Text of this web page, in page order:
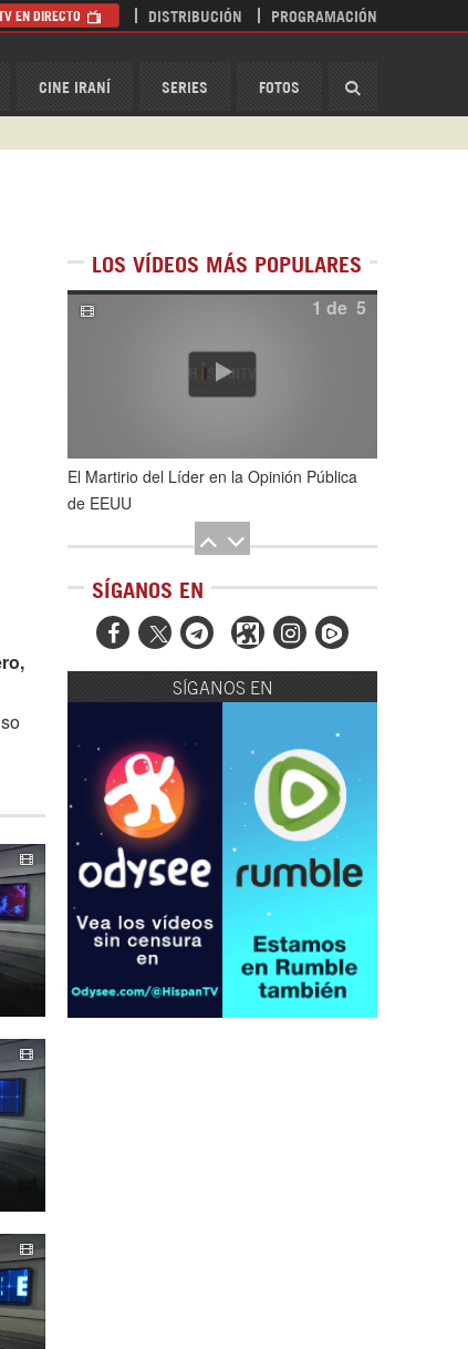
CINE IRANÍ SERIES FOTOS
TV EN DIRECTO DISTRIBUCIÓN PROGRAMACIÓN
LOS VÍDEOS MÁS POPULARES
1 de 5
El Martirio del Líder en la Opinión Pública
de EEUU
El Hombre eterno | Parte 2
CGRI de Irán asesta duros golpes a EEUU
con ataque simultáneo en Asia Occidental |
Detrás de la Razón
SÍGANOS EN
  
SÍGANOS EN